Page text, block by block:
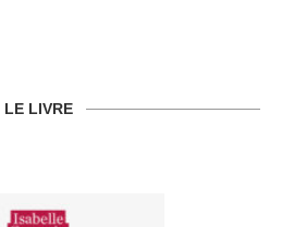
LE LIVRE